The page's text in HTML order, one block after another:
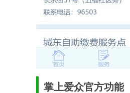
掌上爱众官方功能